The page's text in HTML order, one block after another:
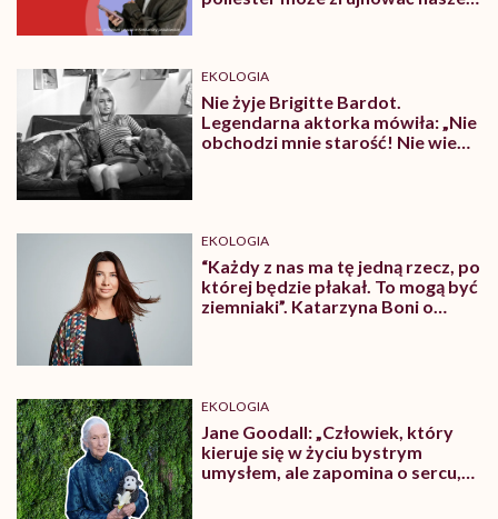
EKOLOGIA
Nie żyje Brigitte Bardot.
Legendarna aktorka mówiła: „Nie
obchodzi mnie starość! Nie wiem
EKOLOGIA
“Każdy z nas ma tę jedną rzecz, po
której będzie płakał. To mogą być
ziemniaki”. Katarzyna Boni o
EKOLOGIA
Jane Goodall: „Człowiek, który
kieruje się w życiu bystrym
umysłem, ale zapomina o sercu,